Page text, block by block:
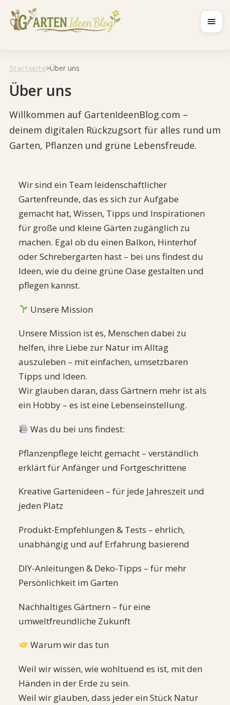
Startseite>Über uns
Über uns
Willkommen auf GartenIdeenBlog.com –
deinem digitalen Rückzugsort für alles rund um
Garten, Pflanzen und grüne Lebensfreude.
Wir sind ein Team leidenschaftlicher
Gartenfreunde, das es sich zur Aufgabe
gemacht hat, Wissen, Tipps und Inspirationen
für große und kleine Gärten zugänglich zu
machen. Egal ob du einen Balkon, Hinterhof
oder Schrebergarten hast – bei uns findest du
Ideen, wie du deine grüne Oase gestalten und
pflegen kannst.
Unsere Mission
Unsere Mission ist es, Menschen dabei zu
helfen, ihre Liebe zur Natur im Alltag
auszuleben – mit einfachen, umsetzbaren
Tipps und Ideen.
Wir glauben daran, dass Gärtnern mehr ist als
ein Hobby – es ist eine Lebenseinstellung.
Was du bei uns findest:
Pflanzenpflege leicht gemacht – verständlich
erklärt für Anfänger und Fortgeschrittene
Kreative Gartenideen – für jede Jahreszeit und
jeden Platz
Produkt-Empfehlungen & Tests – ehrlich,
unabhängig und auf Erfahrung basierend
DIY-Anleitungen & Deko-Tipps – für mehr
Persönlichkeit im Garten
Nachhaltiges Gärtnern – für eine
umweltfreundliche Zukunft
Warum wir das tun
Weil wir wissen, wie wohltuend es ist, mit den
Händen in der Erde zu sein.
Weil wir glauben, dass jeder ein Stück Natur